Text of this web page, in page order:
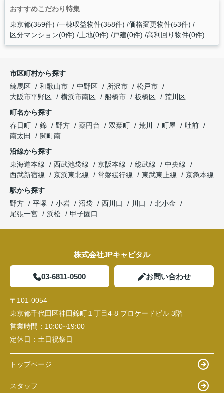
おすすめこだわり特集
東京都(359件) 一棟収益物件(358件) 価格変更物件(53件)
区分マンション(0件) 土地(0件) 戸建(0件) 高利回り物件(0件)
市区町村から探す
練馬区
和歌山市 中野区 所沢市
松戸市
大阪市平野区
横浜市南区 船橋市 板橋区
荒川区
町名から探す
春日町
錦 野方 薬円台 双葉町 荒川 町屋
吐前
南太田
関町南
沿線から探す
東海道本線
西武池袋線 京阪本線 総武線
中央線
西武新宿線
京浜東北線 常磐緩行線 東武東上線
京急本線
駅から探す
野方
平塚 小岩 沼袋 西川口 川口
北小金
尾張一宮
浜松 甲子園口
株式会社JPキャピタル
03-6811-0500 お問い合わせ
〒101-0054
東京都千代田区神田錦町１丁目4-8 ブロケードビル 3階
営業時間： 10:00~19:00
定休日： 土日祝祭日
トップページ
スタッフ